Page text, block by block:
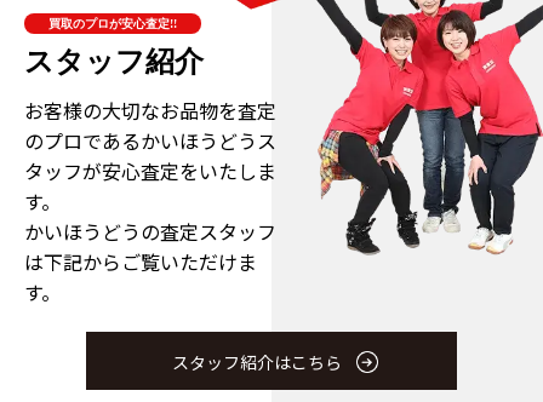
買取のプロが安心査定!!
スタッフ紹介
お客様の大切なお品物を査定
のプロであるかいほうどうス
タッフが安心査定をいたしま
す。
かいほうどうの査定スタッフ
は下記からご覧いただけま
す。
スタッフ紹介はこちら